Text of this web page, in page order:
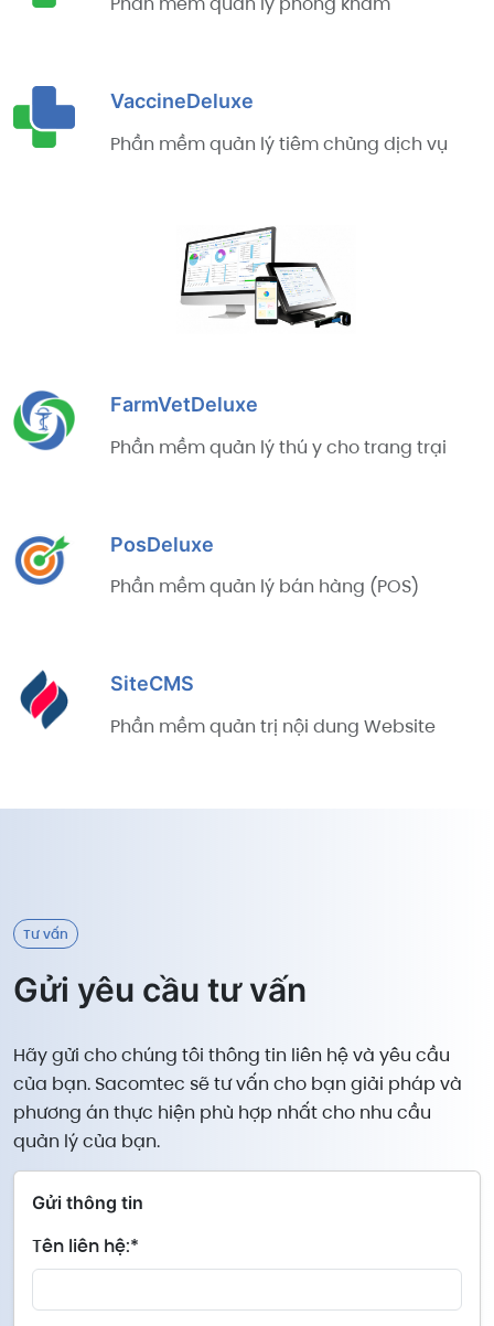
VaccineDeluxe
Phần mềm quản lý tiêm chủng dịch vụ
FarmVetDeluxe
Phần mềm quản lý thú y cho trang trại
PosDeluxe
Phần mềm quản lý bán hàng (POS)
SiteCMS
Phần mềm quản trị nội dung Website
Tư vấn
Gửi yêu cầu tư vấn
Hãy gửi cho chúng tôi thông tin liên hệ và yêu cầu
của bạn. Sacomtec sẽ tư vấn cho bạn giải pháp và
phương án thực hiện phù hợp nhất cho nhu cầu
quản lý của bạn.
Gửi thông tin
Tên liên hệ:*